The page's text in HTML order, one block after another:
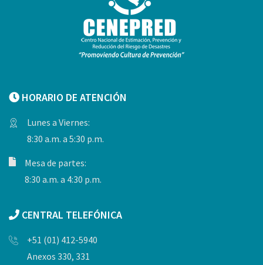
HORARIO DE ATENCIÓN
Lunes a Viernes:
8:30 a.m. a 5:30 p.m.
Mesa de partes:
8:30 a.m. a 4:30 p.m.
CENTRAL TELEFÓNICA
+51 (01) 412-5940
Anexos 330, 331